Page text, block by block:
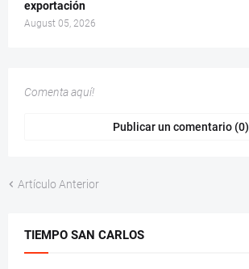
exportación
August 05, 2026
Comenta aquí!
Publicar un comentario (0)
Artículo Anterior
TIEMPO SAN CARLOS